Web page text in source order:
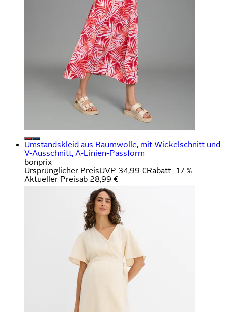
Umstandskleid aus Baumwolle, mit Wickelschnitt und
V-Ausschnitt, A-Linien-Passform
bonprix
Ursprünglicher PreisUVP 34,99 €Rabatt- 17 %
Aktueller Preisab 28,99 €